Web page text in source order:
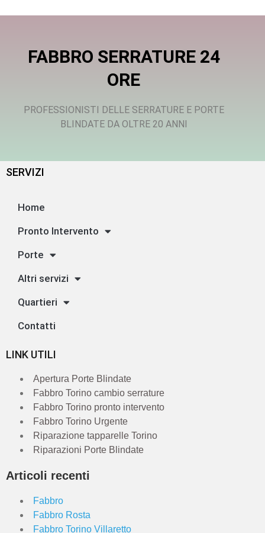
FABBRO SERRATURE 24
ORE
PROFESSIONISTI DELLE SERRATURE E PORTE
BLINDATE DA OLTRE 20 ANNI
SERVIZI
Home
Pronto Intervento
Porte
Altri servizi
Quartieri
Contatti
LINK UTILI
Apertura Porte Blindate
Fabbro Torino cambio serrature
Fabbro Torino pronto intervento
Fabbro Torino Urgente
Riparazione tapparelle Torino
Riparazioni Porte Blindate
Articoli recenti
Fabbro
Fabbro Rosta
Fabbro Torino Villaretto